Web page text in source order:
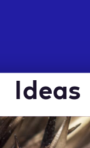
Ideas